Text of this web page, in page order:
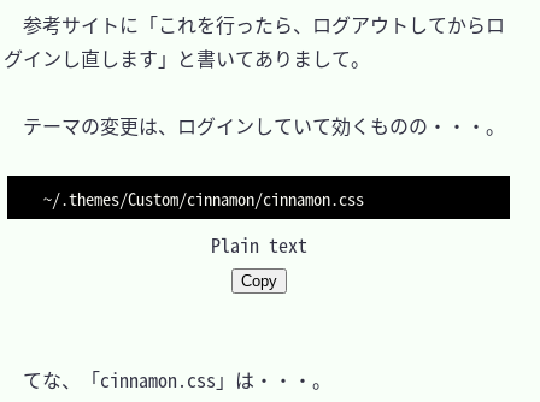
参考サイトに「これを行ったら、ログアウトしてからロ
グインし直します」と書いてありまして。
テーマの変更は、ログインしていて効くものの・・・。
Plain text
Copy
てな、「cinnamon.css」は・・・。